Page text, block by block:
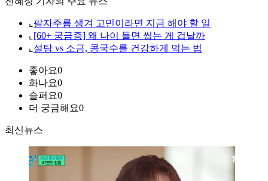
⌞ 팔자주름 생겨 고민이라면 지금 해야 할 일
⌞ [60+ 궁금증] 왜 나이 들면 씹는 게 겁날까
⌞ 설탕 vs 소금, 콩국수를 건강하게 먹는 법
좋아요0
화나요0
슬퍼요0
더 궁금해요0
최신뉴스